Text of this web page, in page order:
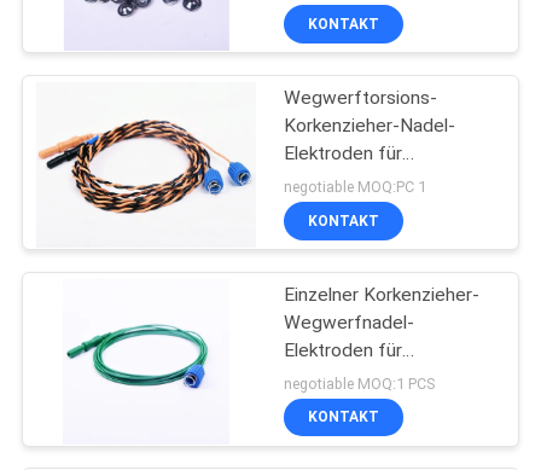
Schalen
KONTAKT
Wegwerftorsions-
Korkenzieher-Nadel-
Elektroden für
Aufhebung EEG oder EP-
Signale
negotiable MOQ:PC 1
KONTAKT
Einzelner Korkenzieher-
Wegwerfnadel-
Elektroden für
Aufhebung EEG oder EP-
Signale
negotiable MOQ:1 PCS
KONTAKT